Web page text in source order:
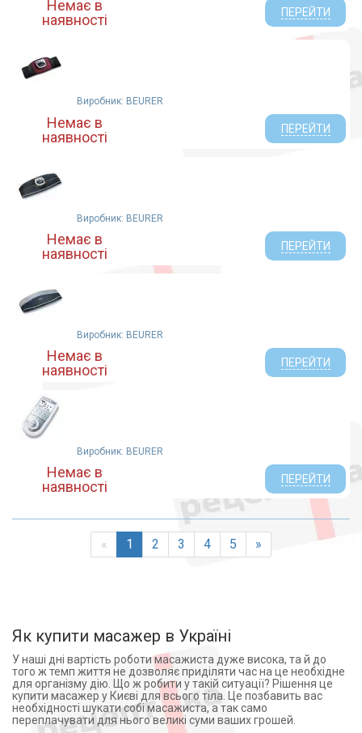
Немає в
наявності
ПЕРЕЙТИ
Виробник: BEURER
Немає в
наявності
ПЕРЕЙТИ
Виробник: BEURER
Немає в
наявності
ПЕРЕЙТИ
Виробник: BEURER
Немає в
наявності
ПЕРЕЙТИ
Виробник: BEURER
Немає в
наявності
ПЕРЕЙТИ
« 1 2 3 4 5 »
Як купити масажер в Україні
У наші дні вартість роботи масажиста дуже висока, та й до
того ж темп життя не дозволяє приділяти час на це необхідне
для організму дію. Що ж робити у такій ситуації? Рішення це
купити масажер у Києві для всього тіла. Це позбавить вас
необхідності шукати собі масажиста, а так само
переплачувати для нього великі суми ваших грошей.